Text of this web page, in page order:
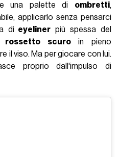
una palette di ombretti,
applicarlo senza pensarci
di eyeliner più spessa del
rossetto scuroin pieno
il viso. Ma per giocare con lui.
proprio dall'impulso di